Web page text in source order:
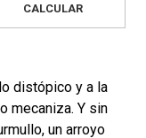
CALCULAR
distópico y a la
mecaniza. Y sin
un arroyo